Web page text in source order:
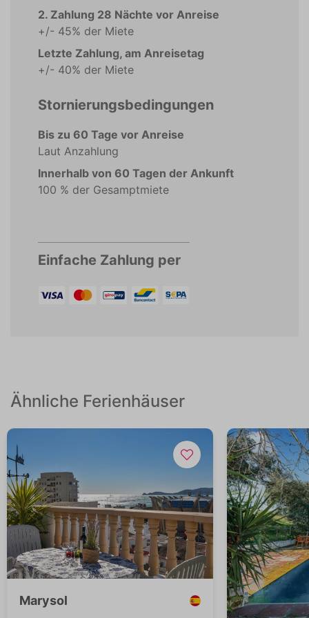
2. Zahlung 28 Nächte vor Anreise
+/- 45% der Miete
Letzte Zahlung, am Anreisetag
+/- 40% der Miete
Stornierungsbedingungen
Bis zu 60 Tage vor Anreise
Laut Anzahlung
Innerhalb von 60 Tagen der Ankunft
100 % der Gesamptmiete
Einfache Zahlung per
Ähnliche Ferienhäuser
Marysol